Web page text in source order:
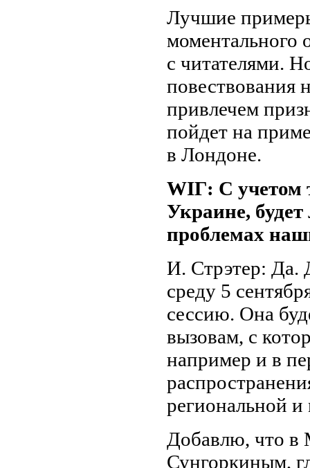
Лучшие
моментального
с читателями.
повествования
привлечем
пойдет на
в Лондоне.
WIГ: С учетом
Украине,
проблемах
И. Стрэтер: Да.
среду 5
сессию. Она
вызовам, с
например и в
региональной
Добавлю, что в
Сунгоркиным,